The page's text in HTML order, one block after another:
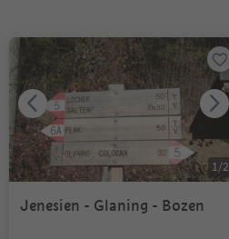
1 /2
Jenesien - Glaning - Bozen